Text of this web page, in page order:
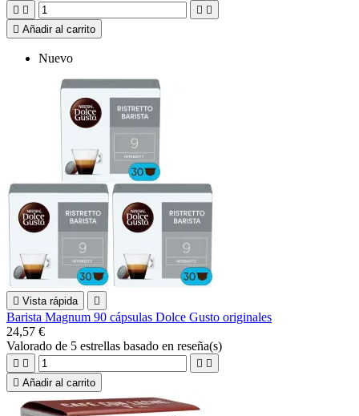
   
 Añadir al carrito
Nuevo
 Vista rápida 
Barista Magnum 90 cápsulas Dolce Gusto originales
24,57 €
Valorado de 5 estrellas basado en reseña(s)
   
 Añadir al carrito